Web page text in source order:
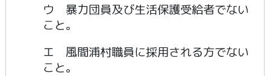
ウ 暴力団員及び生活保護受給者でない
こと。
エ 風間浦村職員に採用される方でない
こと。